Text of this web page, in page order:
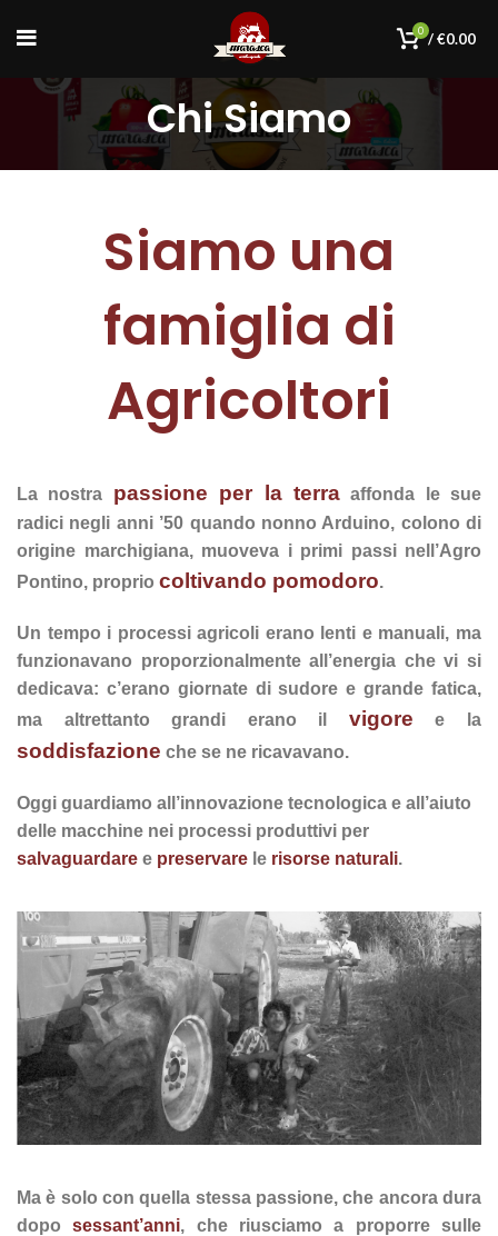
0 /€0.00
Chi Siamo
Siamo una
famiglia di
Agricoltori
La nostra passione per la terraaffonda le sue
radici negli anni ’50 quando nonno Arduino, colono di
origine marchigiana, muoveva i primi passi nell’Agro
Pontino, proprio coltivando pomodoro.
Un tempo i processi agricoli erano lenti e manuali, ma
funzionavano proporzionalmente all’energia che vi si
dedicava: c’erano giornate di sudore e grande fatica,
ma altrettanto grandi erano il vigore e la
soddisfazione che se ne ricavavano.
Oggi guardiamo all’innovazione tecnologica e all’aiuto
delle macchine nei processi produttivi per
salvaguardare e preservare le risorse naturali.
Ma è solo con quella stessa passione, che ancora dura
doposessant’anni, che riusciamo a proporre sulle